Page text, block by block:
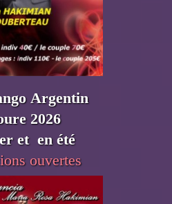
Argentin
2026
et en été
ouvertes